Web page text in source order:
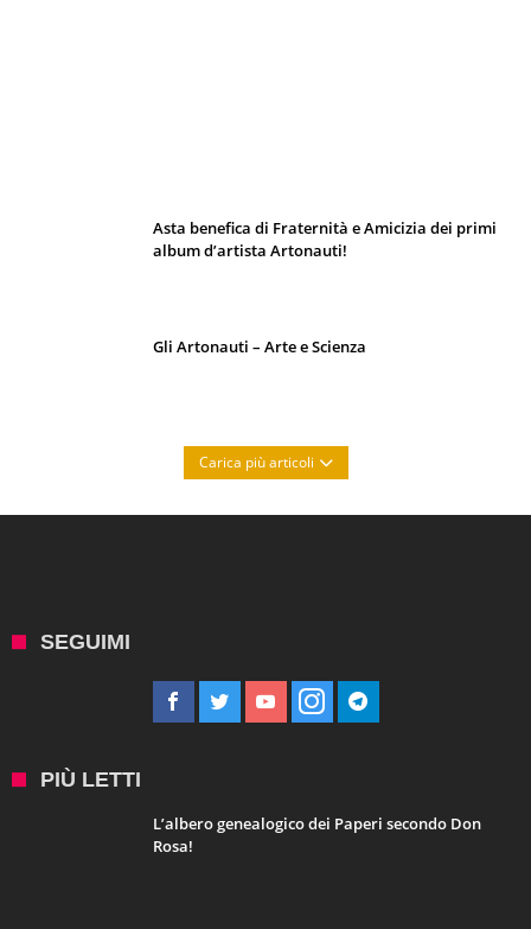
Asta benefica di Fraternità e Amicizia dei primi
album d’artista Artonauti!
Gli Artonauti – Arte e Scienza
Carica più articoli
SEGUIMI
PIÙ LETTI
L’albero genealogico dei Paperi secondo Don
Rosa!